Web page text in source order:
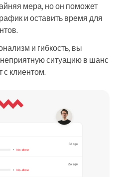
мера, но он поможет
и оставить время для
и гибкость, вы
ситуацию в шанс
с клиентом.